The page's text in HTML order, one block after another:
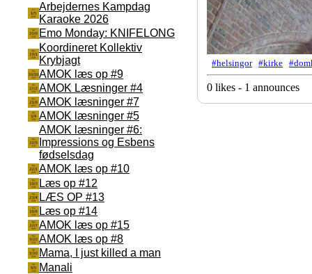
Arbejdernes Kampdag
Karaoke 2026
Emo Monday: KNIFELONG
Koordineret Kollektiv
Krybjagt
AMOK læs op #9
AMOK Læsninger #4
AMOK læsninger #7
AMOK læsninger #5
AMOK læsninger #6:
Impressions og Esbens
fødselsdag
AMOK læs op #10
Læs op #12
LÆS OP #13
Læs op #14
AMOK læs op #15
AMOK læs op #8
Mama, I just killed a man
Manali
#helsingor #kirke
0 likes - 1 announces